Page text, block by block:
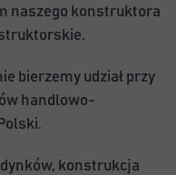
naszego konstruktora
bierzemy udział przy
handlowo-
konstrukcja